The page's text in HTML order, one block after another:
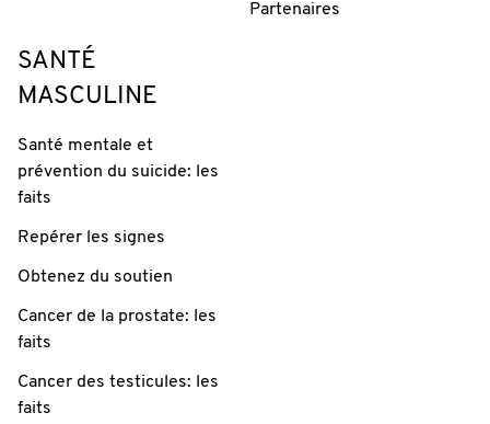
Partenaires
SANTÉ
MASCULINE
Santé mentale et
prévention du suicide: les
faits
Repérer les signes
Obtenez du soutien
Cancer de la prostate: les
faits
Cancer des testicules: les
faits